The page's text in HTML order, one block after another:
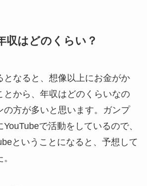
収はどのくらい？
となると、想像以上にお金がか
とから、年収はどのくらいなの
の方が多いと思います。ガンプ
で活動をしているので、
ということになると、予想して